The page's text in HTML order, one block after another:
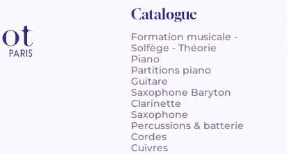
Catalogue
Formation musicale -
Solfège - Théorie
Piano
Partitions piano
Guitare
Saxophone Baryton
Clarinette
Saxophone
Percussions & batterie
Cordes
Cuivres